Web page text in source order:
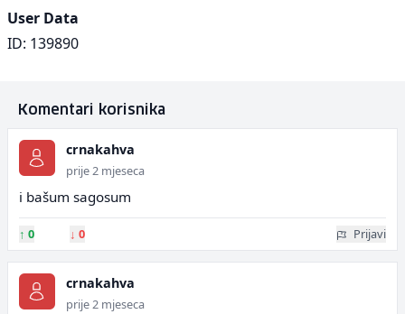
User Data
ID: 139890
Komentari korisnika
crnakahva
prije 2 mjeseca
i bašum sagosum
↑ 0 ↓ 0 Prijavi
crnakahva
prije 2 mjeseca